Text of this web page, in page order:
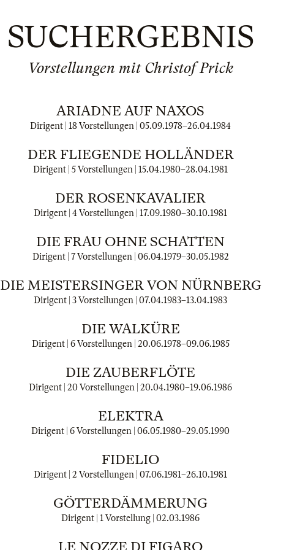
SUCHERGEBNIS
Vorstellungen mit Christof Prick
ARIADNE AUF NAXOS
Dirigent | 18 Vorstellungen | 05.09.1978–26.04.1984
DER FLIEGENDE HOLLÄNDER
Dirigent | 5 Vorstellungen | 15.04.1980–28.04.1981
DER ROSENKAVALIER
Dirigent | 4 Vorstellungen | 17.09.1980–30.10.1981
DIE FRAU OHNE SCHATTEN
Dirigent | 7 Vorstellungen | 06.04.1979–30.05.1982
DIE MEISTERSINGER VON NÜRNBERG
Dirigent | 3 Vorstellungen | 07.04.1983–13.04.1983
DIE WALKÜRE
Dirigent | 6 Vorstellungen | 20.06.1978–09.06.1985
DIE ZAUBERFLÖTE
Dirigent | 20 Vorstellungen | 20.04.1980–19.06.1986
ELEKTRA
Dirigent | 6 Vorstellungen | 06.05.1980–29.05.1990
FIDELIO
Dirigent | 2 Vorstellungen | 07.06.1981–26.10.1981
GÖTTERDÄMMERUNG
Dirigent | 1 Vorstellung | 02.03.1986
LE NOZZE DI FIGARO